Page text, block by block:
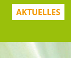
AKTUELLES